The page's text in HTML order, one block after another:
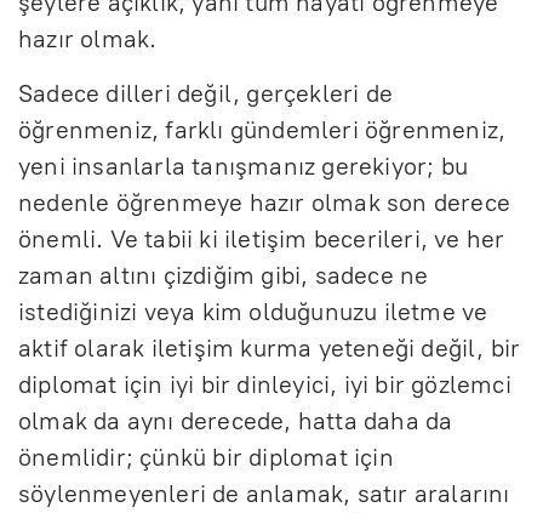
hazır olmak.
Sadece dilleri değil, gerçekleri de
öğrenmeniz, farklı gündemleri öğrenmeniz,
yeni insanlarla tanışmanız gerekiyor; bu
nedenle öğrenmeye hazır olmak son derece
önemli. Ve tabii ki iletişim becerileri, ve her
zaman altını çizdiğim gibi, sadece ne
istediğinizi veya kim olduğunuzu iletme ve
aktif olarak iletişim kurma yeteneği değil, bir
diplomat için iyi bir dinleyici, iyi bir gözlemci
olmak da aynı derecede, hatta daha da
önemlidir; çünkü bir diplomat için
söylenmeyenleri de anlamak, satır aralarını